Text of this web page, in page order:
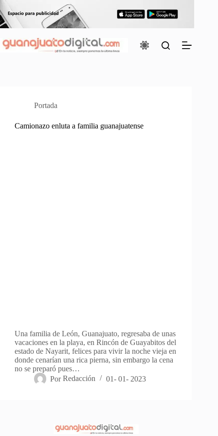
al
contenido
Portada
Camionazo enluta a familia guanajuatense
Una familia de León, Guanajuato, regresaba de unas
vacaciones en la playa, en Rincón de Guayabitos del
estado de Nayarit, felices para vivir la noche vieja en
donde cenarían una rica pierna, sin embargo la cena
no se preparó pues…
Por Redacción 01- 01- 2023